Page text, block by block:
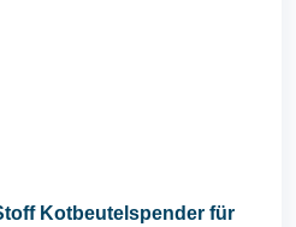
Kotbeutelspender für